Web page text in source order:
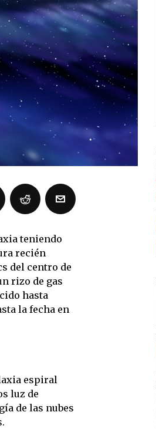
teniendo
recién
del centro de
rizo de gas
hasta
la fecha en
espiral
luz de
de las nubes